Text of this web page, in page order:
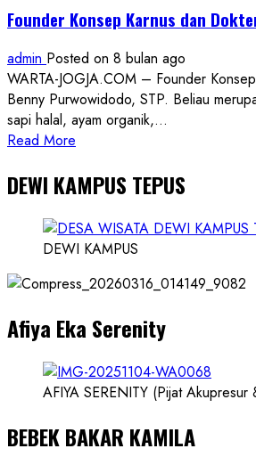
Founder Konsep Karnus dan
admin Posted on 8 bulan ago
WARTA-JOGJA.COM – Founder
Benny Purwowidodo, STP. Beliau
sapi halal, ayam organik,...
Read More
about
Founder
Konsep
Karnus
Dokter
Ilmuwan
DEWI KAMPUS TEPUS
DEWI KAMPUS
Afiya Eka Serenity
AFIYA SERENITY (Pijat Akupresur
BEBEK BAKAR KAMILA